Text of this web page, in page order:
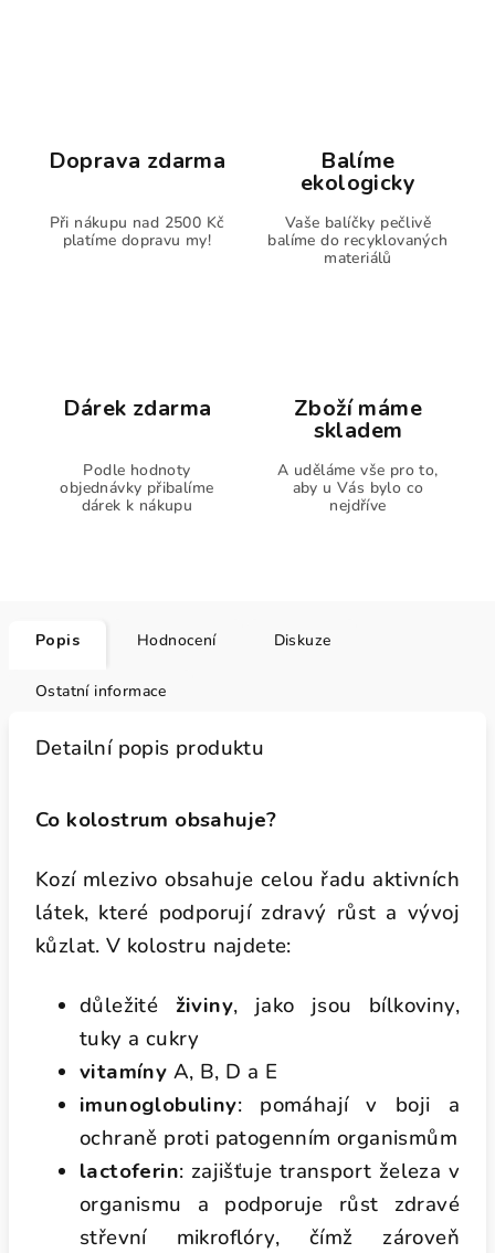
Doprava zdarma
Při nákupu nad 2500 Kč
platíme dopravu my!
Balíme
ekologicky
Vaše balíčky pečlivě
balíme do recyklovaných
materiálů
Dárek zdarma
Podle hodnoty
objednávky přibalíme
dárek k nákupu
Zboží máme
skladem
A uděláme vše pro to,
aby u Vás bylo co
nejdříve
Popis Hodnocení Diskuze
Ostatní informace
Detailní popis produktu
Co kolostrum obsahuje?
Kozí mlezivo obsahuje celou řadu aktivních
látek, které podporují zdravý růst a vývoj
kůzlat. V kolostru najdete:
důležité živiny, jako jsou bílkoviny,
tuky a cukry
vitamíny A, B, D a E
imunoglobuliny: pomáhají v boji a
ochraně proti patogenním organismům
lactoferin: zajišťuje transport železa v
organismu a podporuje růst zdravé
střevní mikroflóry, čímž zároveň